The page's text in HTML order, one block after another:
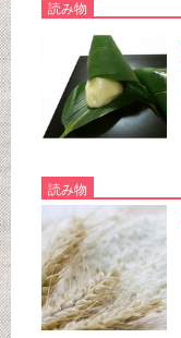
読み物
読み物